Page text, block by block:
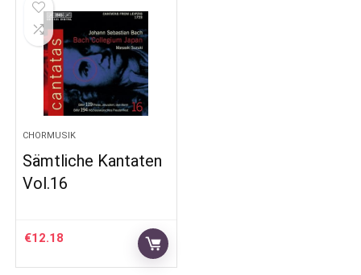
CHORMUSIK
Sämtliche Kantaten
Vol.16
€12.18